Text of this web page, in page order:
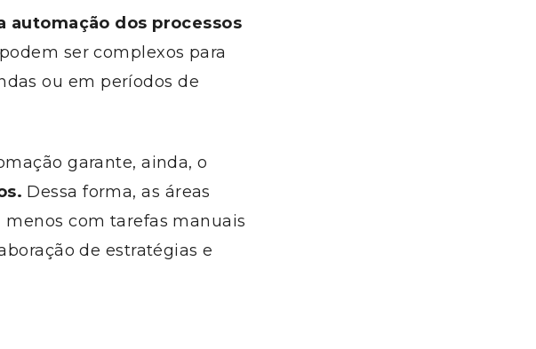
automação dos processos
ser complexos para
ou em períodos de
garante, ainda, o
Dessa forma, as áreas
com tarefas manuais
de estratégias e